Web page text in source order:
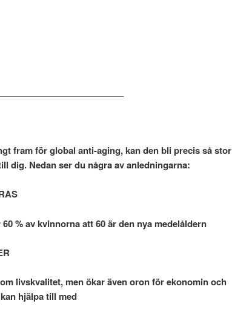
fram för global anti-aging, kan den bli precis så stor
dig. Nedan ser du några av anledningarna:
% av kvinnorna att 60 är den nya medelåldern
livskvalitet, men ökar även oron för ekonomin och
hjälpa till med